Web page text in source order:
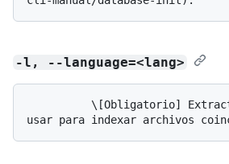
-l, --language=<lang>